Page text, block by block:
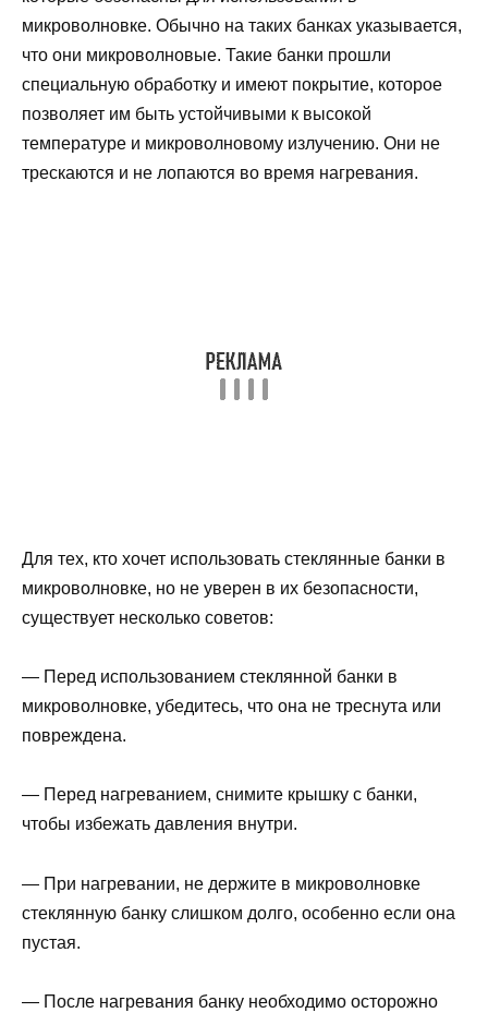
микроволновке. Обычно на таких банках указывается,
что они микроволновые. Такие банки прошли
специальную обработку и имеют покрытие, которое
позволяет им быть устойчивыми к высокой
температуре и микроволновому излучению. Они не
трескаются и не лопаются во время нагревания.
Для тех, кто хочет использовать стеклянные банки в
микроволновке, но не уверен в их безопасности,
существует несколько советов:
— Перед использованием стеклянной банки в
микроволновке, убедитесь, что она не треснута или
повреждена.
— Перед нагреванием, снимите крышку с банки,
чтобы избежать давления внутри.
— При нагревании, не держите в микроволновке
стеклянную банку слишком долго, особенно если она
пустая.
— После нагревания банку необходимо осторожно